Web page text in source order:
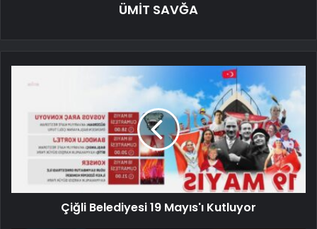
ÜMİT SAVĞA
Çiğli Belediyesi 19 Mayıs'ı Kutluyor